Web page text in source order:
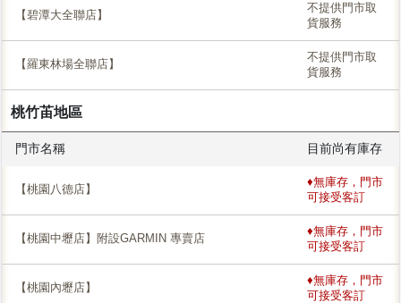
【碧潭大全聯店】
不提供門市取
貨服務
【羅東林場全聯店】
不提供門市取
貨服務
桃竹苖地區
門市名稱 目前尚有庫存
【桃園八德店】
♦無庫存，門市
可接受客訂
【桃園中壢店】附設GARMIN 專賣店
♦無庫存，門市
可接受客訂
【桃園內壢店】
♦無庫存，門市
可接受客訂